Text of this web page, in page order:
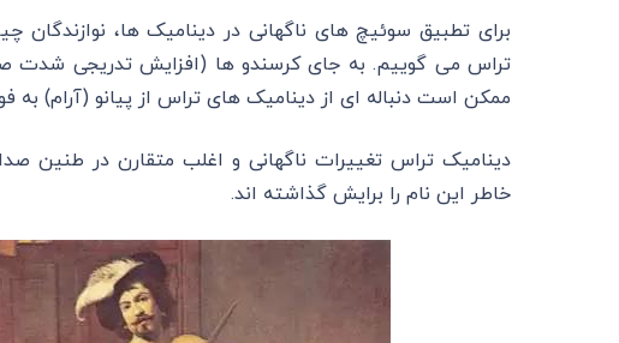
برای تطبیق سوئیچ های ناگهانی در دینامیک ها، نوازندگان
تراس می گوییم. به جای کرسندو ها (افزایش تدریجی
ممکن است دنباله ای از دینامیک های تراس از پیانو (آرام) به
دینامیک تراس تغییرات ناگهانی و اغلب متقارن در
خاطر این نام را برایش گذاشته اند.